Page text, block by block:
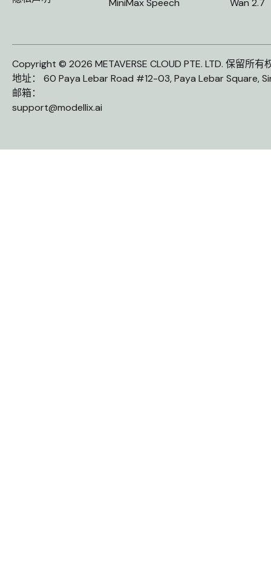
MiniMax Speech Wan 2.7
Copyright © 2026 METAVERSE CLOUD PTE. LTD. 保留所有
地址： 60 Paya Lebar Road #12-03, Paya Lebar Square,
邮箱：
support@modellix.ai